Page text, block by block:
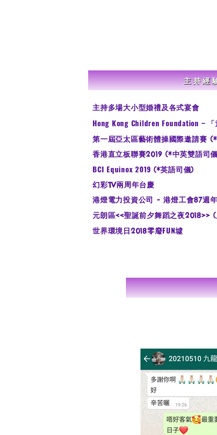
​主持多場大小型婚禮及各式宴會
Hong Kong Children Foundation –
第一屆亞太區藝術體操國際邀請賽
香港直立板聯賽2019 (*中英雙語司
BCI Equinox 2019 (*英語司儀)
幻彩TV兩周年台慶
港燈電力投資公司 - 港燈工會87週
元朗區<<聖誕前夕舞蹈之夜2018>>
世界環境日2018零廢FUN墟
主持經